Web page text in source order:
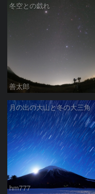
冬空との戯れ
善太郎
月の出の大山と冬の大三角
hm777